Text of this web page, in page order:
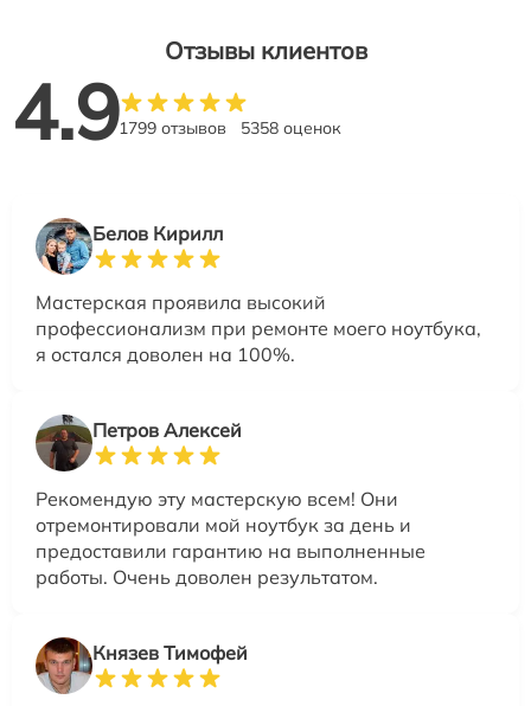
Отзывы клиентов
4.91799 отзывов 5358 оценок
Белов Кирилл
Мастерская проявила высокий
профессионализм при ремонте моего ноутбука,
я остался доволен на 100%.
Петров Алексей
Рекомендую эту мастерскую всем! Они
отремонтировали мой ноутбук за день и
предоставили гарантию на выполненные
работы. Очень доволен результатом.
Князев Тимофей